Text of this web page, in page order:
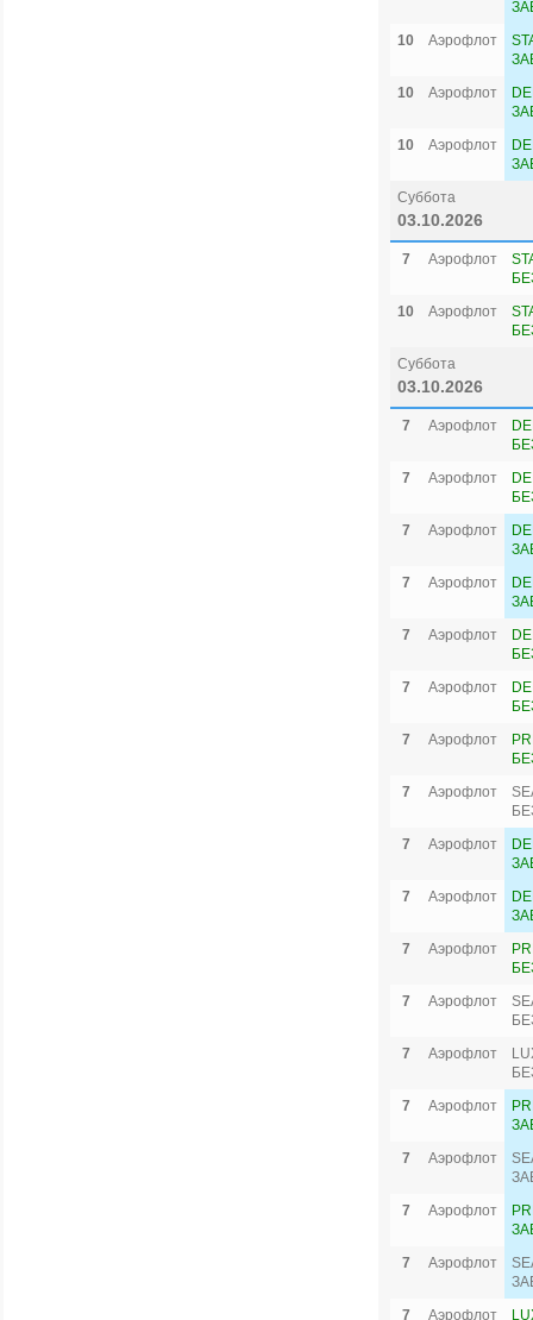
10
Аэрофлот
10
Аэрофлот
10
Аэрофлот
Суббота
03.10.2026
7 Аэрофлот
10
Аэрофлот
Суббота
03.10.2026
7 Аэрофлот
7
Аэрофлот
7
Аэрофлот
7
Аэрофлот
7
Аэрофлот
7
Аэрофлот
7
Аэрофлот
7
Аэрофлот
7
Аэрофлот
7
Аэрофлот
7
Аэрофлот
7
Аэрофлот
7
Аэрофлот
7
Аэрофлот
7
Аэрофлот
7
Аэрофлот
7
Аэрофлот
7
Аэрофлот